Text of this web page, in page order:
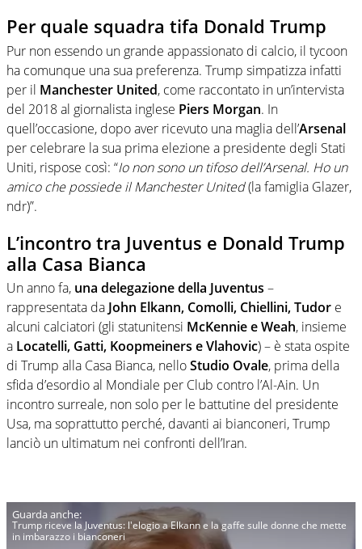
Per quale squadra tifa Donald Trump
Pur non essendo un grande appassionato di calcio, il tycoon
ha comunque una sua preferenza. Trump simpatizza infatti
per il Manchester United, come raccontato in un’intervista
del 2018 al giornalista inglese Piers Morgan. In
quell’occasione, dopo aver ricevuto una maglia dell’Arsenal
per celebrare la sua prima elezione a presidente degli Stati
Uniti, rispose così: “Io non sono un tifoso dell’Arsenal. Ho un
amico che possiede il Manchester United(la famiglia Glazer,
ndr)”.
L’incontro tra Juventus e Donald Trump
alla Casa Bianca
Un anno fa, una delegazione della Juventus –
rappresentata da John Elkann, Comolli, Chiellini, Tudor e
alcuni calciatori (gli statunitensi McKennie e Weah, insieme
a Locatelli, Gatti, Koopmeiners e Vlahovic) – è stata ospite
di Trump alla Casa Bianca, nelloStudio Ovale, prima della
sfida d’esordio al Mondiale per Club contro l’Al-Ain. Un
incontro surreale, non solo per le battutine del presidente
Usa, ma soprattutto perché, davanti ai bianconeri, Trump
lanciò un ultimatum nei confronti dell’Iran.
Trump riceve la Juventus: l'elogio a Elkann e la gaffe sulle donne che mette
in imbarazzo i bianconeri